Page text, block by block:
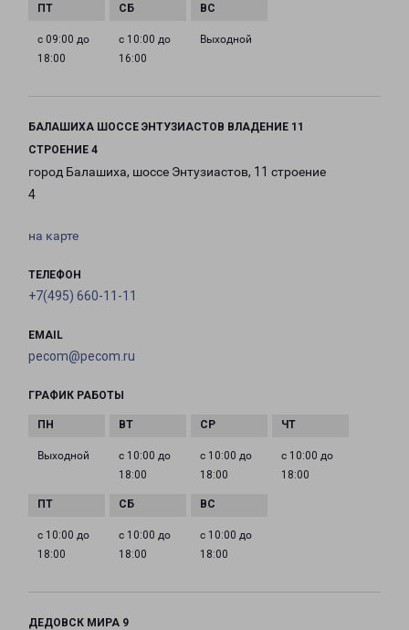
с 09:00 до
18:00
с 10:00 до
16:00
Выходной
БАЛАШИХА ШОССЕ ЭНТУЗИАСТОВ ВЛАДЕНИЕ 11
СТРОЕНИЕ 4
город Балашиха, шоссе Энтузиастов, 11 строение
4
на карте
ТЕЛЕФОН
+7(495) 660-11-11
EMAIL
pecom@pecom.ru
ГРАФИК РАБОТЫ
Выходной
с 10:00 до
18:00
с 10:00 до
18:00
с 10:00 до
18:00
с 10:00 до
18:00
с 10:00 до
18:00
с 10:00 до
18:00
ДЕДОВСК МИРА 9